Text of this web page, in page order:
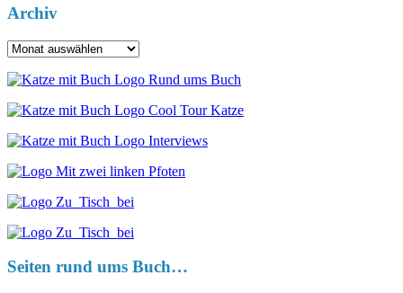
Archiv
Archiv
Seiten rund ums Buch…